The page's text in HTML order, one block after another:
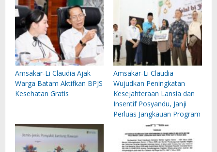
Amsakar-Li Claudia Ajak
Warga Batam Aktifkan BPJS
Kesehatan Gratis
Amsakar-Li Claudia
Wujudkan Peningkatan
Kesejahteraan Lansia dan
Insentif Posyandu, Janji
Perluas Jangkauan Program